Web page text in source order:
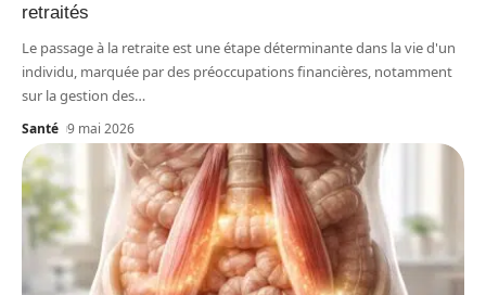
retraités
Le passage à la retraite est une étape déterminante dans la vie d'un
individu, marquée par des préoccupations financières, notamment
sur la gestion des…
Santé 9 mai 2026